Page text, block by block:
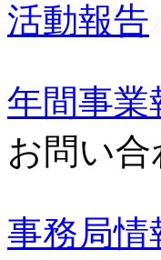
活動報告
年間事業
お問い合
事務局情